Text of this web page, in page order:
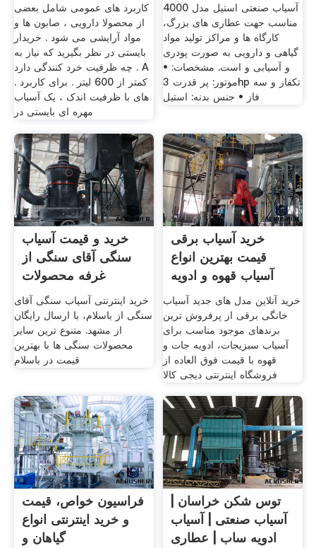
کاربرد های عمومی شامل بعضی
از محصولا دارویی ، صابون ها و
مواد آرایشی می شود . خریدار
بایستی در نظر بگیرید که نیاز به
چه ظرفیت خرد کنندگی دارد . A
. کمتر از 600 لیتر . برای کاربرد
های با ظرفیت اندک ، یک آسیاب
مهره ای بایستی در
آسیاب صنعتی استیل مدل 4000
مناسب جهت عطاری های بزرگ،
کارگاه ها و مراکز تولید مواد
گیاهی و دارویی به صورت پودری
و آسیابی و است. مشخصات: •
موتور: پر قدرت 3hp تکفاز و سه
فاز • جنس بدنه: استیل
خرید و قیمت آسیاب
سنگی آقای سنگی از
غرفه محصولات
خرید اینترنتی آسیاب سنگی آقای
سنگی از باسلام، با ارسال رایگان
از مشهد. متنوع ترین سایر
محصولات سنگی ها با بهترین
قیمت در باسلام
خرید آسیاب برقی
قیمت بهترین انواع
آسیاب قهوه و ادویه
جات
خرید آنلاین مدل های جدید آسیاب
خانگی برقی از پرفروش ترین
برندهای موجود مناسب برای
آسیاب سبزیجات، ادویه جات و
قهوه با قیمت فوق العاده از
فروشگاه اینترنتی دیجی کالا
فراسیون خواص، قیمت
و خرید اینترنتی انواع
گیاهان و
توس شکن خراسان |
آسیاب صنعتی | آسیاب
ادویه ساب | عطاری